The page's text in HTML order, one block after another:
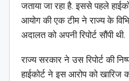
जताया जा रहा है. इससे पहले
आयोग की एक टीम ने राज्य के
अदालत को अपनी रिपोर्ट सौंपी थी.
राज्य सरकार ने उस रिपोर्ट की
हाईकोर्ट ने इस आरोप को खारिज